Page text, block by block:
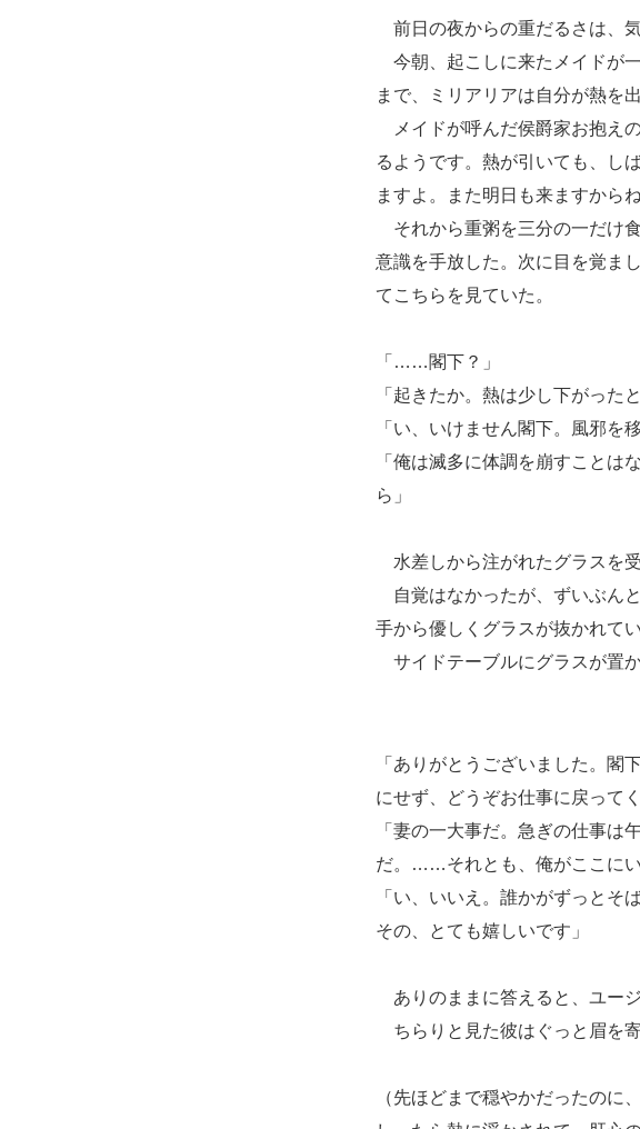
前日の夜からの重だるさは、
今朝、起こしに来たメイドが
まで、ミリアリアは自分が熱を
メイドが呼んだ侯爵家お抱え
るようです。熱が引いても、し
ますよ。また明日も来ますから
それから重粥を三分の一だけ
意識を手放した。次に目を覚ま
てこちらを見ていた。
「……閣下？」
「起きたか。熱は少し下がった
「い、いけません閣下。風邪を
「俺は滅多に体調を崩すことは
ら」
水差しから注がれたグラスを
自覚はなかったが、ずいぶん
手から優しくグラスが抜かれてい
サイドテーブルにグラスが置
「ありがとうございました。閣
にせず、どうぞお仕事に戻ってく
「妻の一大事だ。急ぎの仕事は
だ。……それとも、俺がここにい
「い、いいえ。誰かがずっとそ
その、とても嬉しいです」
ありのままに答えると、ユージ
ちらりと見た彼はぐっと眉を
（先ほどまで穏やかだったの